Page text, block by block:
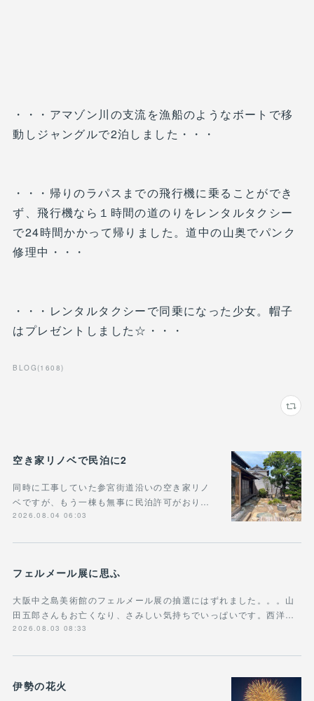
・・・アマゾン川の支流を漁船のようなボートで移
動しジャングルで2泊しました・・・
・・・帰りのラパスまでの飛行機に乗ることができ
ず、飛行機なら１時間の道のりをレンタルタクシー
で24時間かかって帰りました。道中の山奥でパンク
修理中・・・
・・・レンタルタクシーで同乗になった少女。帽子
はプレゼントしました☆・・・
BLOG (1608)
空き家リノベで民泊に2
同時に工事していた参宮街道沿いの空き家リノ
ベですが、もう一棟も無事に民泊許可がおり…
2026.08.04 06:03
フェルメール展に思ふ
大阪中之島美術館のフェルメール展の抽選にはずれました。。。山
田五郎さんもお亡くなり、さみしい気持ちでいっぱいです。西洋…
2026.08.03 08:33
伊勢の花火